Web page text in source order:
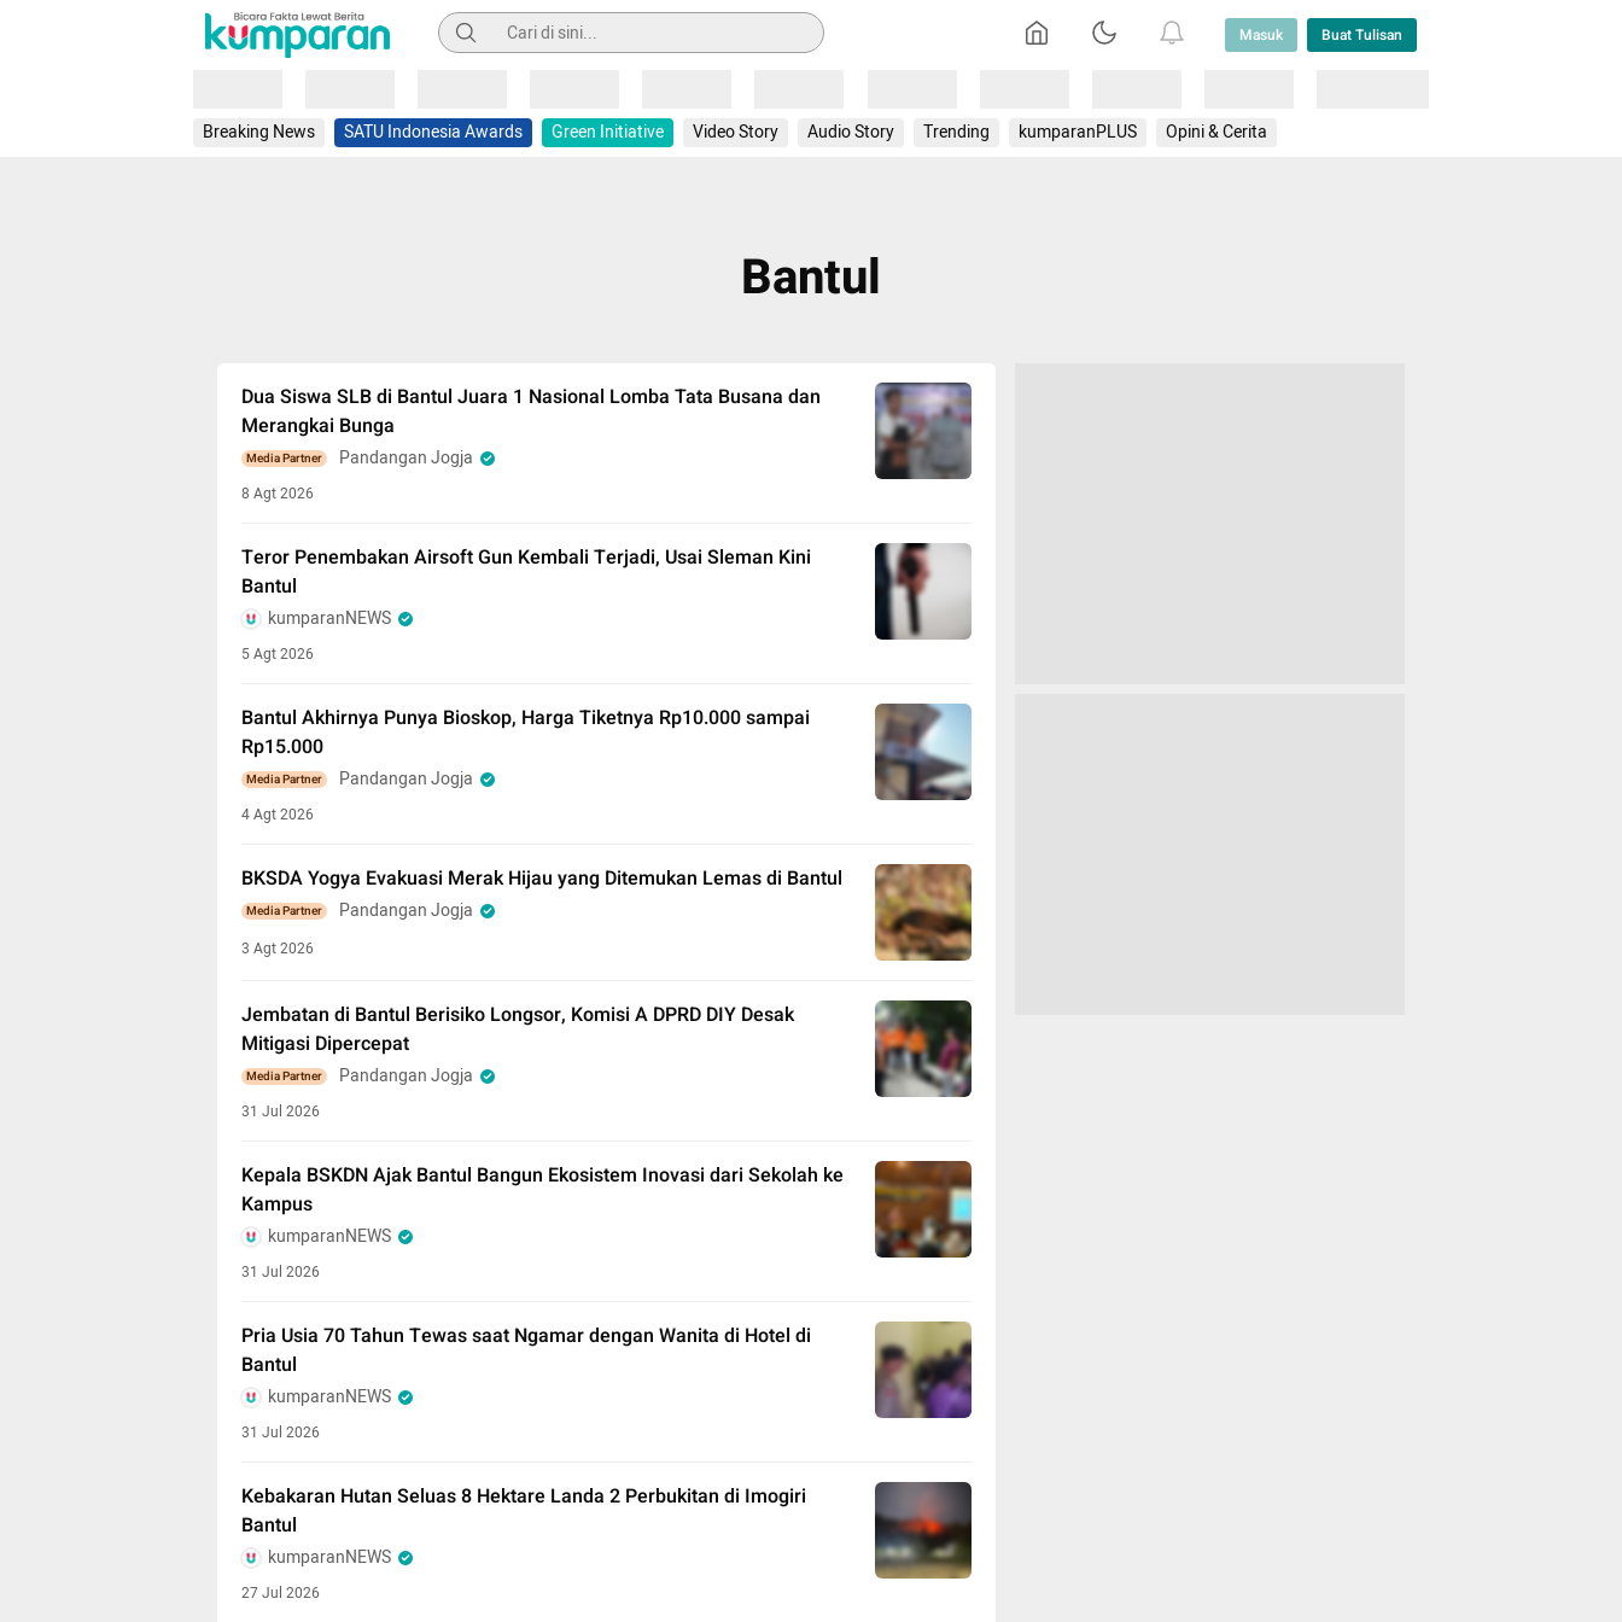
Pencarian Masuk Buat Tulisan
Breaking News SATU Indonesia Awards Green Initiative Video Story Audio Story Trending kumparanPLUS Opini & Cerita
Bantul
Dua Siswa SLB di Bantul Juara 1 Nasional Lomba Tata Busana dan
Merangkai Bunga
Media Partner Pandangan Jogja
8 Agt 2026
Teror Penembakan Airsoft Gun Kembali Terjadi, Usai Sleman Kini
Bantul
kumparanNEWS
5 Agt 2026
Bantul Akhirnya Punya Bioskop, Harga Tiketnya Rp10.000 sampai
Rp15.000
Media Partner Pandangan Jogja
4 Agt 2026
BKSDA Yogya Evakuasi Merak Hijau yang Ditemukan Lemas di Bantul
Media Partner Pandangan Jogja
3 Agt 2026
Jembatan di Bantul Berisiko Longsor, Komisi A DPRD DIY Desak
Mitigasi Dipercepat
Media Partner Pandangan Jogja
31 Jul 2026
Kepala BSKDN Ajak Bantul Bangun Ekosistem Inovasi dari Sekolah ke
Kampus
kumparanNEWS
31 Jul 2026
Pria Usia 70 Tahun Tewas saat Ngamar dengan Wanita di Hotel di
Bantul
kumparanNEWS
31 Jul 2026
Kebakaran Hutan Seluas 8 Hektare Landa 2 Perbukitan di Imogiri
Bantul
kumparanNEWS
27 Jul 2026